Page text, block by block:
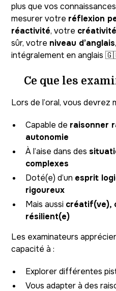
plus que vos
mesurer votre réflexion
réactivité, votre
sûr, votre niveau d’anglais
intégralement en anglais
Ce que les
Lors de l’oral, vous
Capable de raisonner
autonomie
À l’aise dans des
complexes
Doté(e) d’un esprit
rigoureux
Mais aussi créatif(ve),
résilient(e)
Les examinateurs
capacité à :
Explorer différentes
Vous adapter à des